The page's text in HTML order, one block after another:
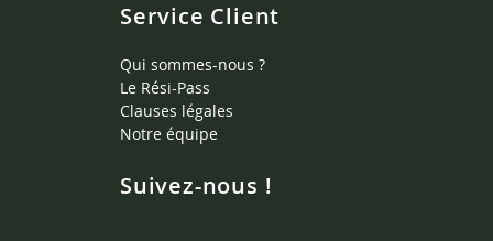
Service Client
Qui sommes-nous ?
Le Rési-Pass
Clauses légales
Notre équipe
Suivez-nous !